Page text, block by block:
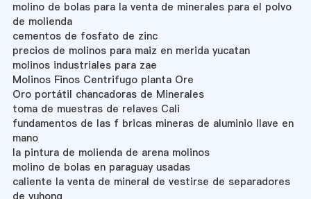
molino de bolas para la venta de minerales para el polvo
de molienda
cementos de fosfato de zinc
precios de molinos para maiz en merida yucatan
molinos industriales para zae
Molinos Finos Centrifugo planta Ore
Oro portátil chancadoras de Minerales
toma de muestras de relaves Cali
fundamentos de las f bricas mineras de aluminio llave en
mano
la pintura de molienda de arena molinos
molino de bolas en paraguay usadas
caliente la venta de mineral de vestirse de separadores
de yuhong